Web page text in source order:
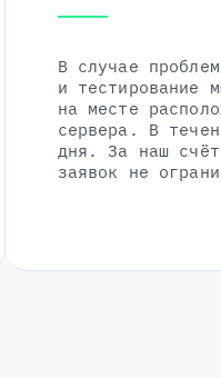
В случае
и тестирование
на месте
сервера. В
дня. За наш
заявок не